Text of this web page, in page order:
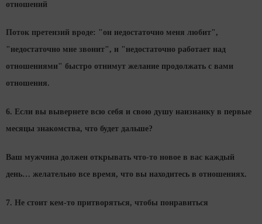
отношений
Поток претензий вроде: "он недостаточно меня любит",
"недостаточно мне звонит", и "недостаточно работает над
отношениями" быстро отнимут желание продолжать с вами
отношения.
6. Если вы вывернете всю себя и свою душу наизнанку в первые
месяцы знакомства, что будет дальше?
Ваш мужчина должен открывать что-то новое в вас каждый
день… желательно все время, что вы находитесь в отношениях.
7. Не стоит кем-то притворяться, чтобы понравиться